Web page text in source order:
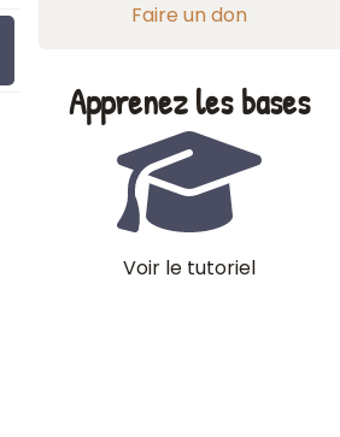
Faire un don
Apprenez les bases
Voir le tutoriel